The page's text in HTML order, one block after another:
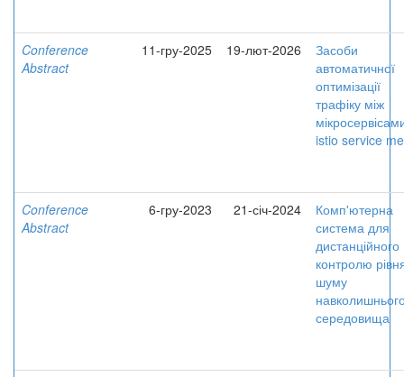
Conference
Abstract
11-гру-2025 19-лют-2026
Засоби
автоматичної
оптимізації
трафіку між
istio service
Conference
Abstract
6-гру-2023 21-січ-2024
Комп'ютерна
система для
дистанційного
контролю
шуму
середовища